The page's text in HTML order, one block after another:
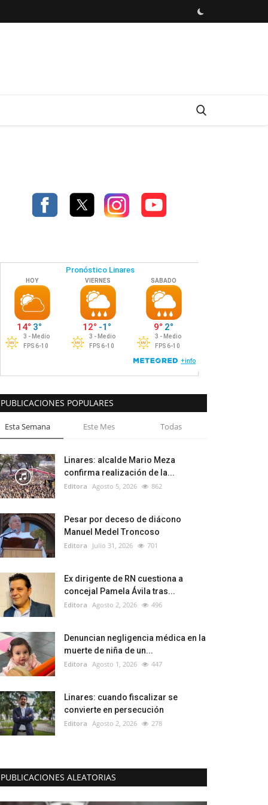
PUBLICACIONES POPULARES
Esta Semana Este Mes Todas
Linares: alcalde Mario Meza
confirma realización de la...
Editora Agosto 5, 2026 862
Pesar por deceso de diácono
Manuel Medel Troncoso
Editora Julio 31, 2026 701
Ex dirigente de RN cuestiona a
concejal Pamela Ávila tras...
Editora Agosto 2, 2026 496
Denuncian negligencia médica en la
muerte de niña de un...
Editora Agosto 1, 2026 447
Linares: cuando fiscalizar se
convierte en persecución
Editora Agosto 2, 2026 278
PUBLICACIONES ALEATORIAS